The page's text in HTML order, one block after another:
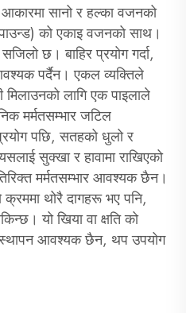
सानो र हल्का वजनको
को एकाइ वजनको साथ।
छ। बाहिर प्रयोग गर्दा,
पर्दैन। एकल व्यक्तिले
लागि एक पाइलाले
मर्मतसम्भार जटिल
पछि, सतहको धुलो र
सुक्खा र हावामा राखिएको
मर्मतसम्भार आवश्यक छैन।
क्रममा थोरै दागहरू भए पनि,
यो खिया वा क्षति को
आवश्यक छैन, थप उपयोग